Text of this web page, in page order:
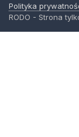
Polityka
RODO - Strona